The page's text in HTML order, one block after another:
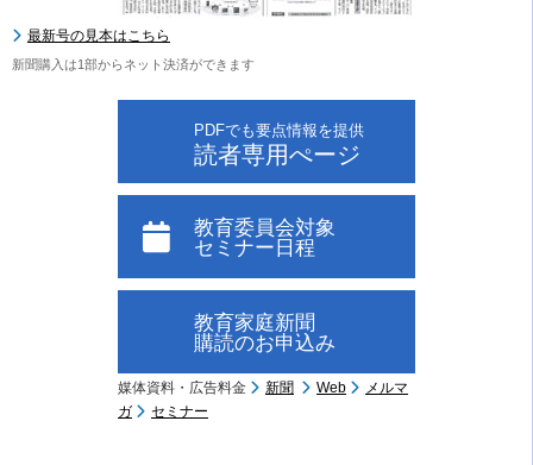
最新号の見本はこちら
新聞購入は1部からネット決済ができます
PDFでも要点情報を提供
読者専用ぺージ
教育委員会対象
セミナー日程
教育家庭新聞
購読のお申込み
媒体資料・広告料金 新聞 Web
メルマ
ガ
セミナー